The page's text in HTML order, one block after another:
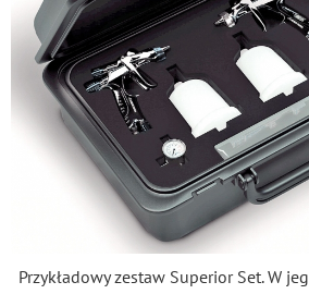
Przykładowy zestaw Superior Set. W